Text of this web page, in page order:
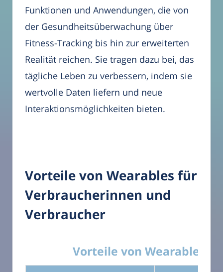
Funktionen und Anwendungen, die von
der Gesundheitsüberwachung über
Fitness-Tracking bis hin zur erweiterten
Realität reichen. Sie tragen dazu bei, das
tägliche Leben zu verbessern, indem sie
wertvolle Daten liefern und neue
Interaktionsmöglichkeiten bieten.
Vorteile von Wearables für
Verbraucherinnen und
Verbraucher
Vorteile von Wearables